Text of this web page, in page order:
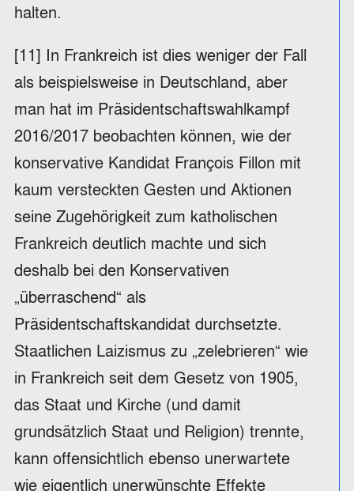
halten.
[11] In Frankreich ist dies weniger der Fall
als beispielsweise in Deutschland, aber
man hat im Präsidentschaftswahlkampf
2016/2017 beobachten können, wie der
konservative Kandidat François Fillon mit
kaum versteckten Gesten und Aktionen
seine Zugehörigkeit zum katholischen
Frankreich deutlich machte und sich
deshalb bei den Konservativen
„überraschend“ als
Präsidentschaftskandidat durchsetzte.
Staatlichen Laizismus zu „zelebrieren“ wie
in Frankreich seit dem Gesetz von 1905,
das Staat und Kirche (und damit
grundsätzlich Staat und Religion) trennte,
kann offensichtlich ebenso unerwartete
wie eigentlich unerwünschte Effekte